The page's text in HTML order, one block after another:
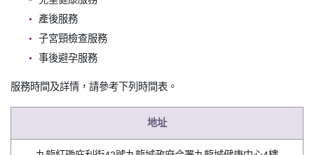
產後服務
子宮頸檢查服務
事後避孕服務
服務時間及詳情，請參考下列時間表。
地址